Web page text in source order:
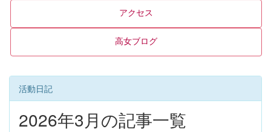
アクセス
高女ブログ
活動日記
2026年3月の記事一覧